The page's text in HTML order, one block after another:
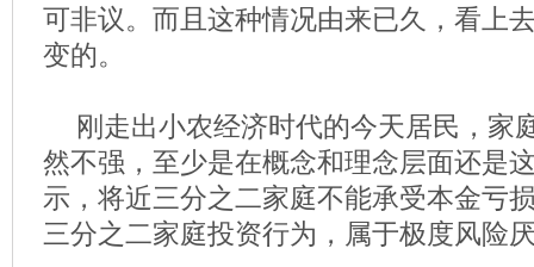
可非议。而且这种情况由来已久，看上
变的。
刚走出小农经济时代的今天居民，家
然不强，至少是在概念和理念层面还是
示，将近三分之二家庭不能承受本金亏
三分之二家庭投资行为，属于极度风险